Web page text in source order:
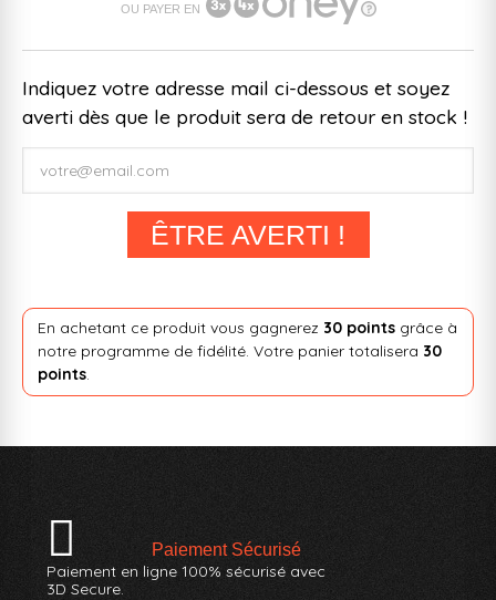
OU PAYER EN
Indiquez votre adresse mail ci-dessous et soyez
averti dès que le produit sera de retour en stock !
ÊTRE AVERTI !
En achetant ce produit vous gagnerez 30 pointsgrâce à
notre programme de fidélité. Votre panier totalisera 30
points.
Paiement Sécurisé
Paiement en ligne 100% sécurisé avec
3D Secure.